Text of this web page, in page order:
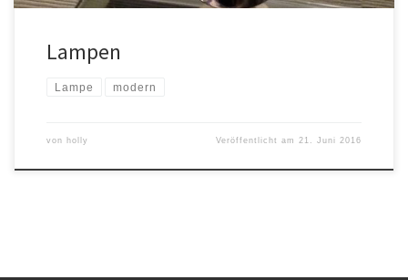
Lampen
Lampe modern
von holly Veröffentlicht am21. Juni 2016